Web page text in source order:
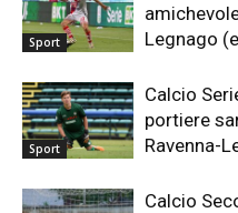
Sport
Legnago
Sport
Calcio
portiere
Ravenna-
Calcio